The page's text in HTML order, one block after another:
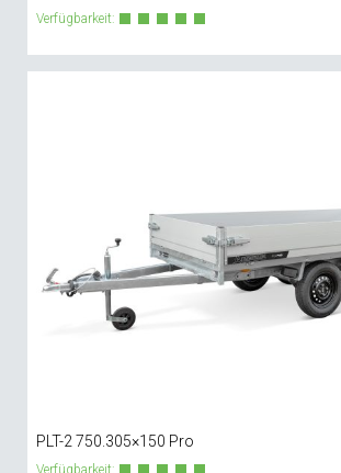
Verfügbarkeit:
PLT-2 750.305×150 Pro
Verfügbarkeit: